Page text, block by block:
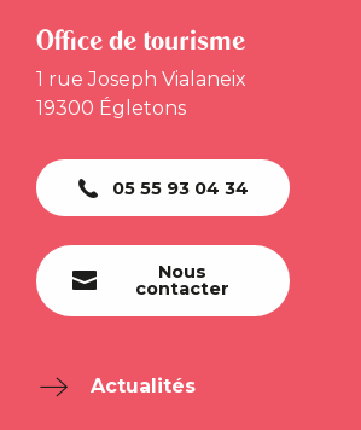
Office de tourisme
1 rue Joseph Vialaneix
19300 Égletons
05 55 93 04 34
Nous
contacter
Actualités